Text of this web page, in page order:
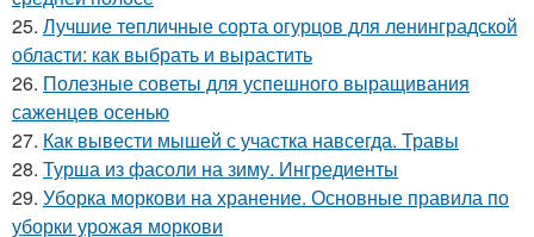
25. Лучшие тепличные сорта огурцов для ленинградской
области: как выбрать и вырастить
26. Полезные советы для успешного выращивания
саженцев осенью
27. Как вывести мышей с участка навсегда. Травы
28. Турша из фасоли на зиму. Ингредиенты
29. Уборка моркови на хранение. Основные правила по
уборки урожая моркови